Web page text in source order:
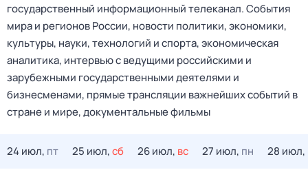
государственный информационный телеканал. События
мира и регионов России, новости политики, экономики,
культуры, науки, технологий и спорта, экономическая
аналитика, интервью с ведущими российскими и
зарубежными государственными деятелями и
бизнесменами, прямые трансляции важнейших событий в
стране и мире, документальные фильмы
24 июл, пт 25 июл,сб 26 июл, вс 27 июл, пн 28 июл,